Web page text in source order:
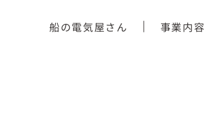
船の電気屋さん 事業内容